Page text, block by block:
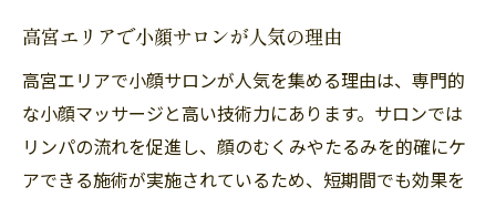
高宮エリアで小顔サロンが人気の理由
高宮エリアで小顔サロンが人気を集める理由は、専門的
な小顔マッサージと高い技術力にあります。サロンでは
リンパの流れを促進し、顔のむくみやたるみを的確にケ
アできる施術が実施されているため、短期間でも効果を